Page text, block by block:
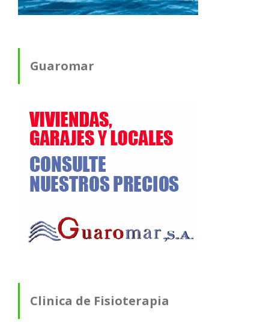
Guaromar
Clinica de Fisioterapia